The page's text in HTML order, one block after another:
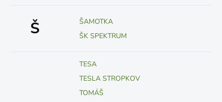
Š
ŠAMOTKA
ŠK SPEKTRUM
TESA
TESLA STROPKOV
TOMÁŠ